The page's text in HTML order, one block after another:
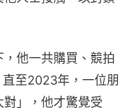
他一共購買、競拍
至2023年，一位朋
」，他才驚覺受